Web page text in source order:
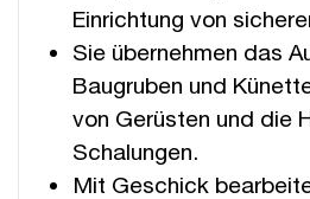
Einrichtung von
Sie übernehmen das
Baugruben und
von Gerüsten und die
Schalungen.
Mit Geschick